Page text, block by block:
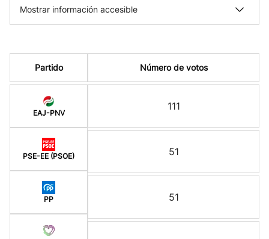
Mostrar información accesible
Partido
EAJ-PNV
PSE-EE (PSOE)
PP
Número de votos
111
51
51